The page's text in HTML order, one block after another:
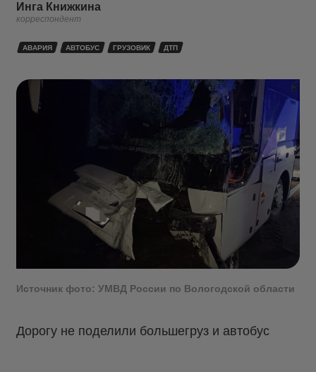
Инга Книжкина
корреспондент
АВАРИЯ АВТОБУС ГРУЗОВИК ДТП
Источник фото: УМВД России по Вологодской области
Дорогу не поделили большегруз и автобус